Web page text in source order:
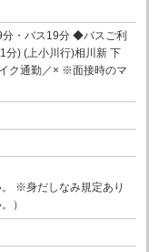
分・バス19分 ◆バスご利
分) (上小川行)相川新 下
ク通勤／× ※面接時のマ
※身だしなみ規定あり
）